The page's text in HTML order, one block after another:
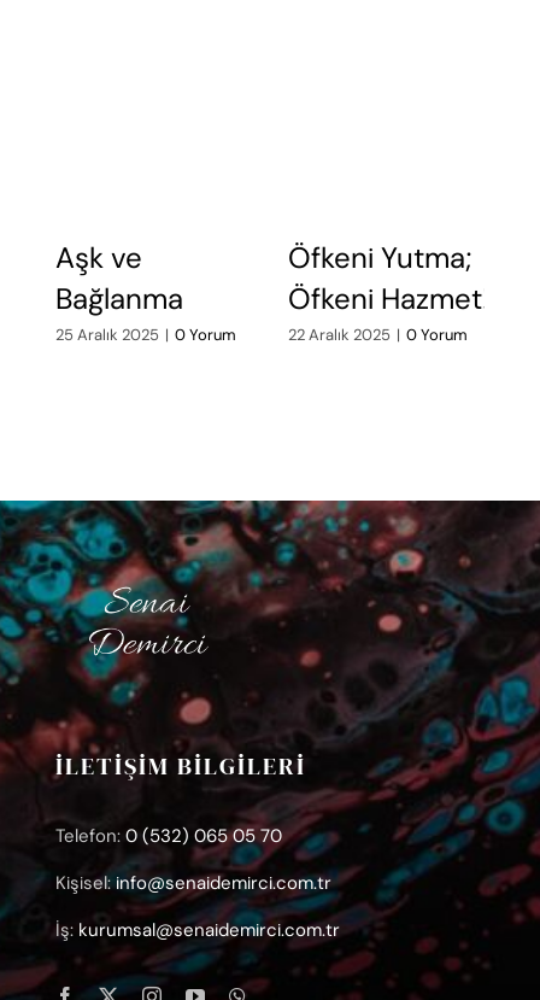
Aşk ve
Bağlanma
25 Aralık 2025 | 0 Yorum
Öfkeni Yutma;
Öfkeni Hazmet!
22 Aralık 2025 | 0 Yorum
İLETİŞİM BİLGİLERİ
Telefon: 0 (532) 065 05 70
Kişisel: info@senaidemirci.com.tr
İş: kurumsal@senaidemirci.com.tr